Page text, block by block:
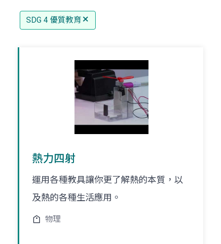
SDG 4 優質教育
熱力四射
運用各種教具讓你更了解熱的本質，以
及熱的各種生活應用。
物理